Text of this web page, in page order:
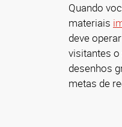
Quando
materiais
deve
visitantes o
desenhos
metas de